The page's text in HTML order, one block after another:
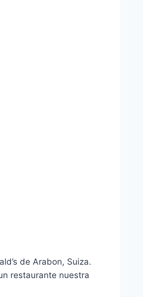
de Arabon, Suiza.
restaurante nuestra